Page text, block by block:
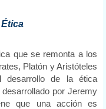
que se remonta a los
Platón y Aristóteles
desarrollo de la ética
por Jeremy
que una acción es